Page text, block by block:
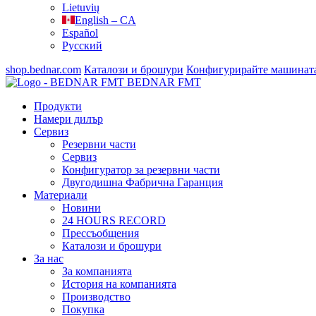
Lietuvių
English – CA
Español
Русский
shop.bednar.com Каталози и брошури Конфигурирайте
BEDNAR FMT
Продукти
Намери дилър
Сервиз
Резервни части
Сервиз
Конфигуратор за резервни части
Двугодишна Фабрична Гаранция
Материали
Новини
24 HOURS RECORD
Прессъобщения
Каталози и брошури
За нас
За компанията
История на компанията
Производство
Покупка